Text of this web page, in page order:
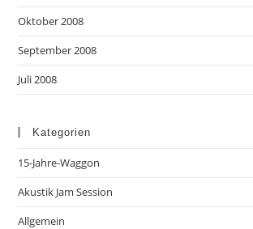
Oktober 2008
September 2008
Juli 2008
Kategorien
15-Jahre-Waggon
Akustik Jam Session
Allgemein